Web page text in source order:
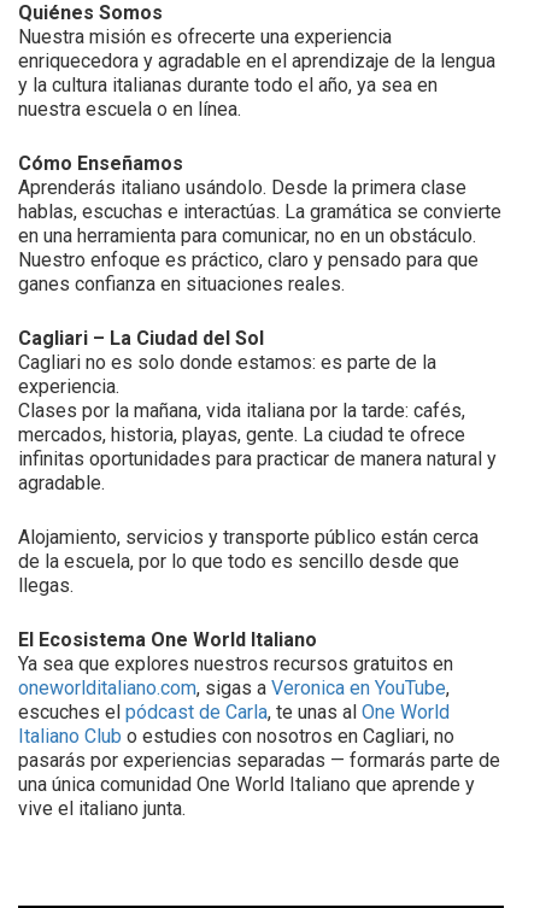
Quiénes Somos
Nuestra misión es ofrecerte una experiencia
enriquecedora y agradable en el aprendizaje de la lengua
y la cultura italianas durante todo el año, ya sea en
nuestra escuela o en línea.
Cómo Enseñamos
Aprenderás italiano usándolo. Desde la primera clase
hablas, escuchas e interactúas. La gramática se convierte
en una herramienta para comunicar, no en un obstáculo.
Nuestro enfoque es práctico, claro y pensado para que
ganes confianza en situaciones reales.
Cagliari – La Ciudad del Sol
Cagliari no es solo donde estamos: es parte de la
experiencia.
Clases por la mañana, vida italiana por la tarde: cafés,
mercados, historia, playas, gente. La ciudad te ofrece
infinitas oportunidades para practicar de manera natural y
agradable.
Alojamiento, servicios y transporte público están cerca
de la escuela, por lo que todo es sencillo desde que
llegas.
El Ecosistema One World Italiano
Ya sea que explores nuestros recursos gratuitos en
oneworlditaliano.com, sigas a Veronica en YouTube,
escuches el pódcast de Carla, te unas al One World
Italiano Club o estudies con nosotros en Cagliari, no
pasarás por experiencias separadas — formarás parte de
una única comunidad One World Italiano que aprende y
vive el italiano junta.